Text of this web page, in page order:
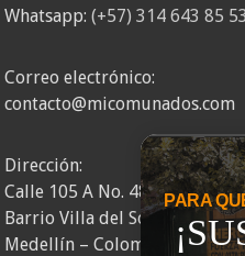
Whatsapp:(+57) 314 643 85 53
Correo electrónico:
contacto@micomunados.com
Dirección:
Calle 105 A No. 48AA – 58
Barrio Villa del Socorro
Medellín – Colombia
PARA